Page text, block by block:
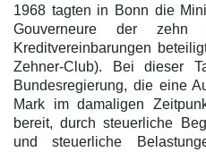
1968 tagten in Bonn die
Gouverneure der zehn
Kreditvereinbarungen
Zehner-Club). Bei dieser
Bundesregierung, die eine
Mark im damaligen
bereit, durch steuerliche
und steuerliche